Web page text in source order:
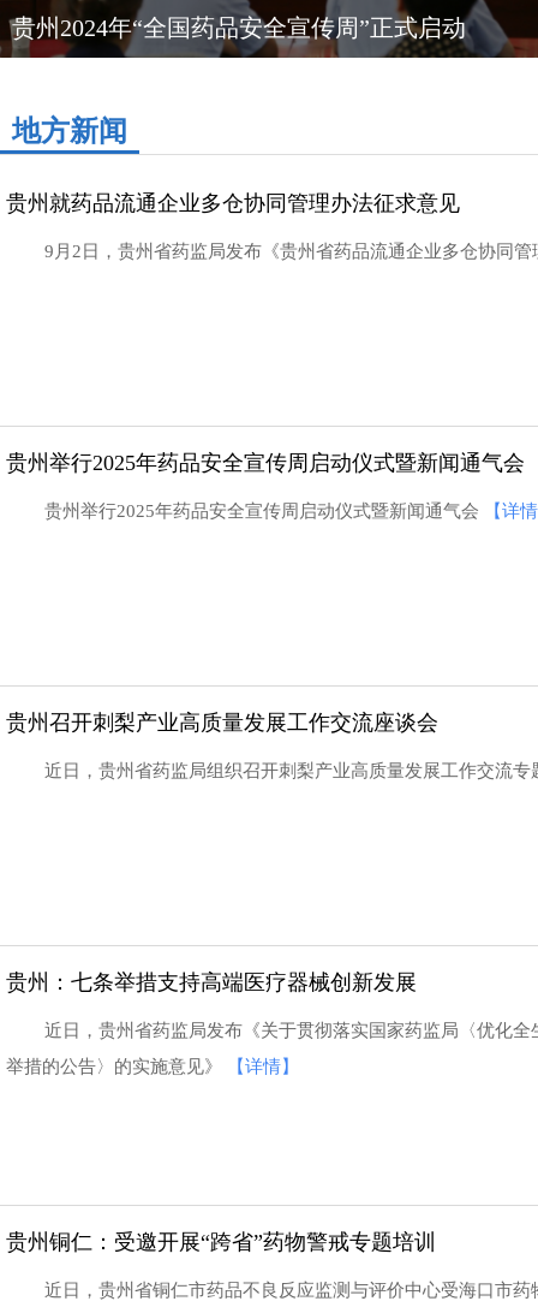
贵州2024年“全国药品安全宣传周”正式启动
地方新闻
贵州就药品流通企业多仓协同管理办法征求意见
9月2日，贵州省药监局发布《贵州省药品流通企业多仓协同
贵州举行2025年药品安全宣传周启动仪式暨新闻通气会
贵州举行2025年药品安全宣传周启动仪式暨新闻通气会 【详
贵州召开刺梨产业高质量发展工作交流座谈会
近日，贵州省药监局组织召开刺梨产业高质量发展工作交流
贵州：七条举措支持高端医疗器械创新发展
近日，贵州省药监局发布《关于贯彻落实国家药监局〈优化
举措的公告〉的实施意见》
【详情】
贵州铜仁：受邀开展“跨省”药物警戒专题培训
近日，贵州省铜仁市药品不良反应监测与评价中心受海口市